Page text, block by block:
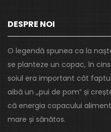
DESPRE NOI
O legendă spunea ca la
se planteze un copac, în
soiul era important cât
aibă un ,,pui de pom” și
că energia copacului
mare și sănătos.